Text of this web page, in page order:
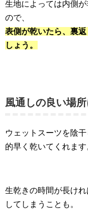
生地によっては内側
ので、
表側が乾いたら、裏
しょう。
風通しの良い場
ウェットスーツを陰
的早く乾いてくれます
生乾きの時間が長け
してしまうことも。